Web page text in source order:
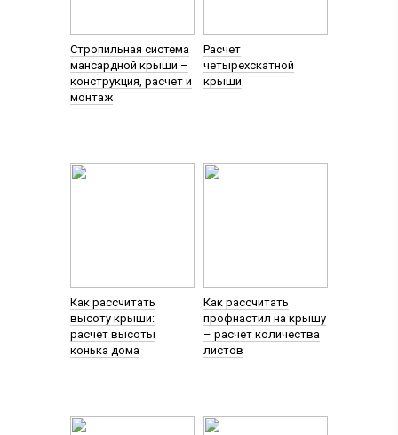
Стропильная система
мансардной крыши –
конструкция, расчет и
монтаж
Расчет
четырехскатной
крыши
Как рассчитать
высоту крыши:
расчет высоты
конька дома
Как рассчитать
профнастил на крышу
– расчет количества
листов